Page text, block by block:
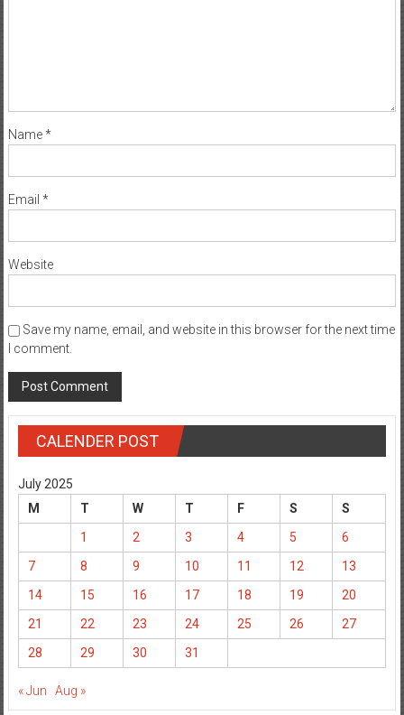
Name*
Email *
Website
Save my name, email, and website in this browser for the next time
I comment.
CALENDER POST
July 2025
M
T W T F S
S
1
2 3 4 5
6
7
8 9 10 11 12
13
14
15 16 17 18 19
20
21
22 23 24 25 26
27
28
29 30 31
« Jun Aug »